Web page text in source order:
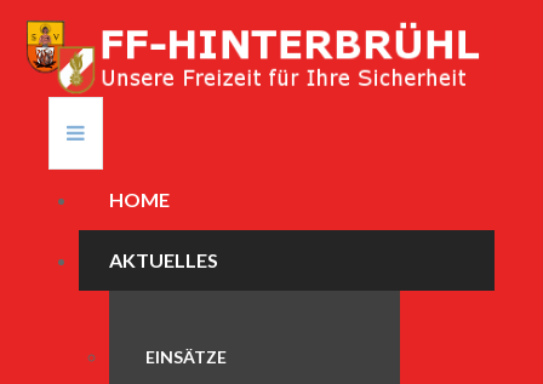
HOME
AKTUELLES
EINSÄTZE